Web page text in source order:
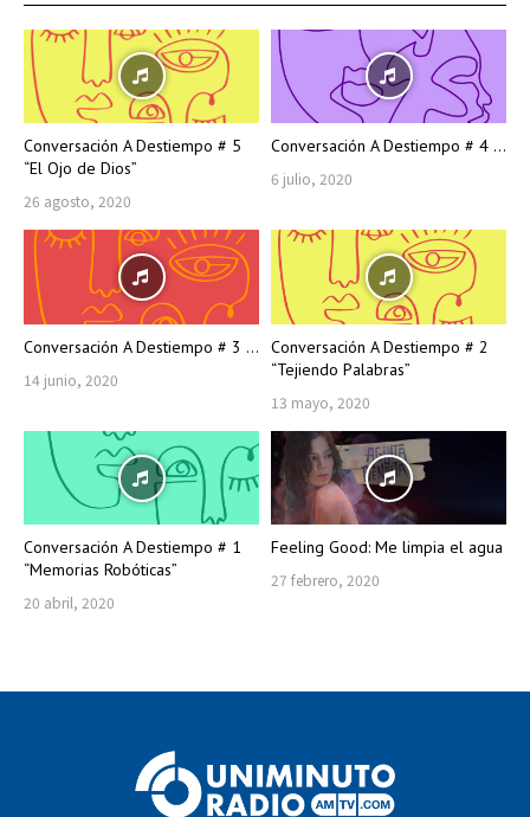
Conversación A Destiempo # 5
“El Ojo de Dios”
26 agosto, 2020
Conversación A Destiempo # 4 ...
6 julio, 2020
Conversación A Destiempo # 3 ...
14 junio, 2020
Conversación A Destiempo # 2
“Tejiendo Palabras”
13 mayo, 2020
Conversación A Destiempo # 1
“Memorias Robóticas”
20 abril, 2020
Feeling Good: Me limpia el agua
27 febrero, 2020